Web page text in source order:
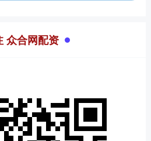
众合网配资